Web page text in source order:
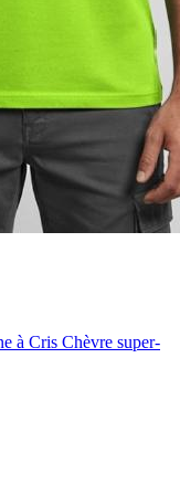
à Cris Chèvre super-